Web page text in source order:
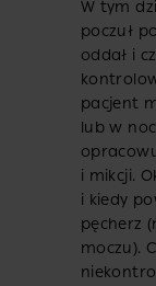
W tym
poczuł
oddał i
pacjent
lub w
i mikcji.
i kiedy
pęcherz
moczu).